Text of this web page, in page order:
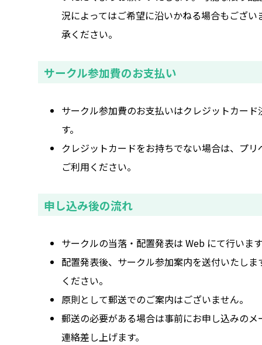
況によってはご希望に沿いかねる場合もござい
承ください。
サークル参加費のお支払い
サークル参加費のお支払いはクレジットカー
す。
クレジットカードをお持ちでない場合は、プ
ご利用ください。
申し込み後の流れ
サークルの当落・配置発表は Web にて行いま
配置発表後、サークル参加案内を送付いたし
ください。
原則として郵送でのご案内はございません。
郵送の必要がある場合は事前にお申し込みの
連絡差し上げます。